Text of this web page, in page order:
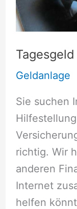
Geldanlage
Sie suchen
richtig. Wir
anderen
Internet
helfen